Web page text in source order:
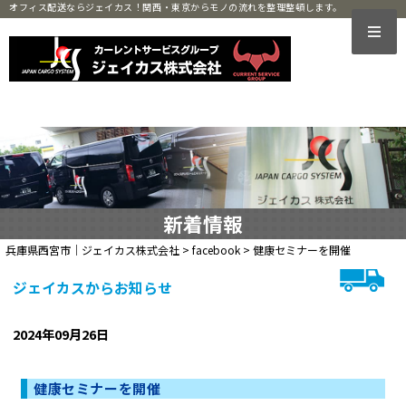
オフィス配送ならジェイカス！関西・東京からモノの流れを整理整頓します。
新着情報
兵庫県西宮市｜ジェイカス株式会社 >facebook >健康セミナーを開催
ジェイカスからお知らせ
2024年09月26日
健康セミナーを開催